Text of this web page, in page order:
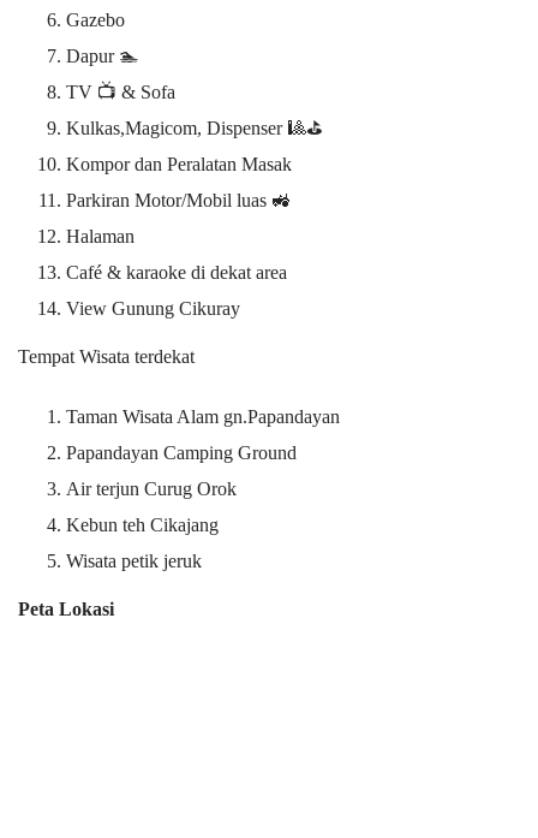
Gazebo
Dapur 🏊
TV 📺 & Sofa
Kulkas,Magicom, Dispenser 🎱⛳
Kompor dan Peralatan Masak
Parkiran Motor/Mobil luas 🚜
Halaman
Café & karaoke di dekat area
View Gunung Cikuray
Tempat Wisata terdekat
Taman Wisata Alam gn.Papandayan
Papandayan Camping Ground
Air terjun Curug Orok
Kebun teh Cikajang
Wisata petik jeruk
Peta Lokasi